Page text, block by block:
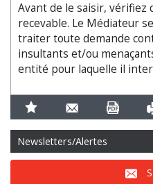
Avant de le saisir, vérifiez
recevable. Le Médiateur
traiter toute demande
insultants et/ou
entité pour laquelle il
Newsletters/Alertes